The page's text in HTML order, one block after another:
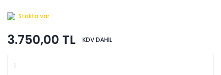
Stokta var
3.750,00 TL KDV DAHİL